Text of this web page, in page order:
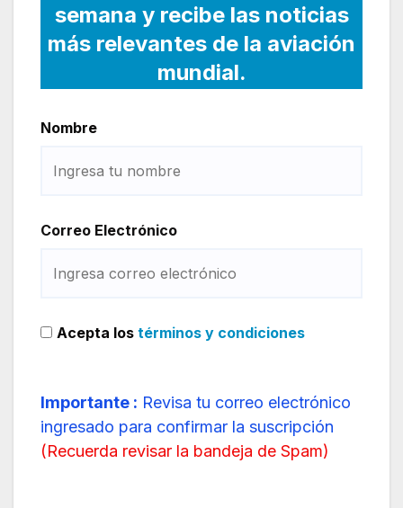
semana y recibe las noticias
más relevantes de la aviación
mundial.
Nombre
Correo Electrónico
Acepta los términos y condiciones
Importante : Revisa tu correo electrónico
ingresado para confirmar la suscripción
(Recuerda revisar la bandeja de Spam)